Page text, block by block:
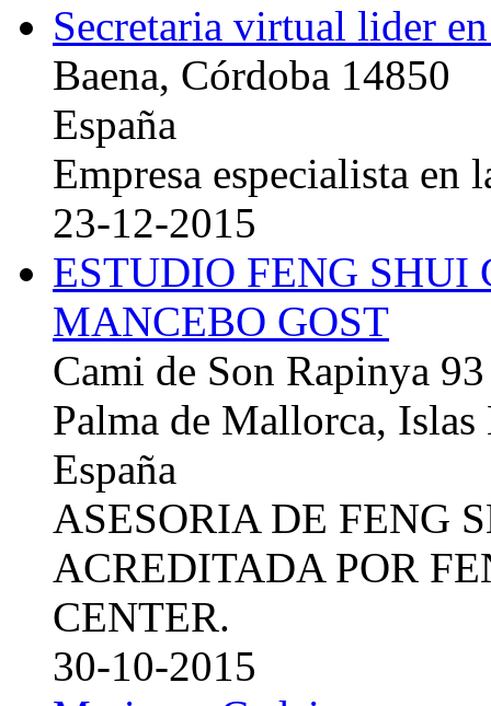
Secretaria virtual lider
Baena, Córdoba 14850
España
Empresa especialista en
23-12-2015
ESTUDIO FENG
MANCEBO GOST
Cami de Son Rapinya 93
Palma de Mallorca, Islas
España
ASESORIA DE FENG
ACREDITADA POR
CENTER.
30-10-2015